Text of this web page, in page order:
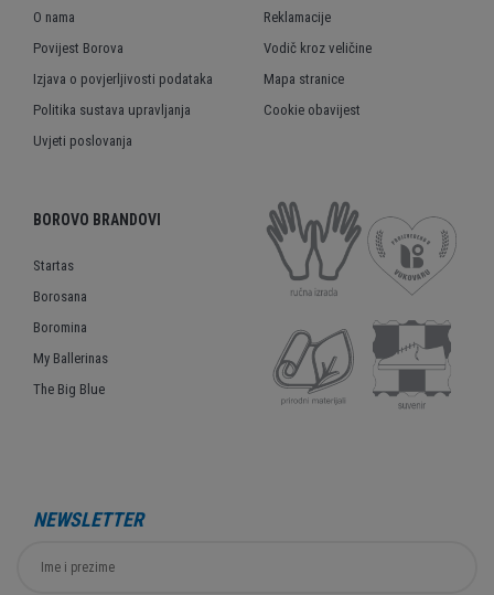
O nama
Povijest Borova
Izjava o povjerljivosti podataka
Politika sustava upravljanja
Uvjeti poslovanja
Reklamacije
Vodič kroz veličine
Mapa stranice
Cookie obavijest
BOROVO BRANDOVI
Startas
Borosana
Boromina
My Ballerinas
The Big Blue
NEWSLETTER